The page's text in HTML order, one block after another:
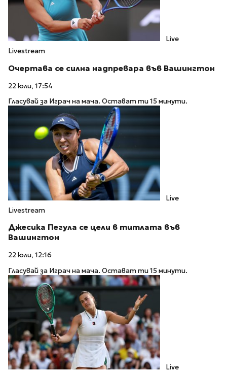
Live
Livestream
Очертава се силна надпревара във Вашингтон
22 юли, 17:54
Гласувай за Играч на мача. Остават ти 15 минути.
Live
Livestream
Джесика Пегула се цели в титлата във
Вашингтон
22 юли, 12:16
Гласувай за Играч на мача. Остават ти 15 минути.
Live